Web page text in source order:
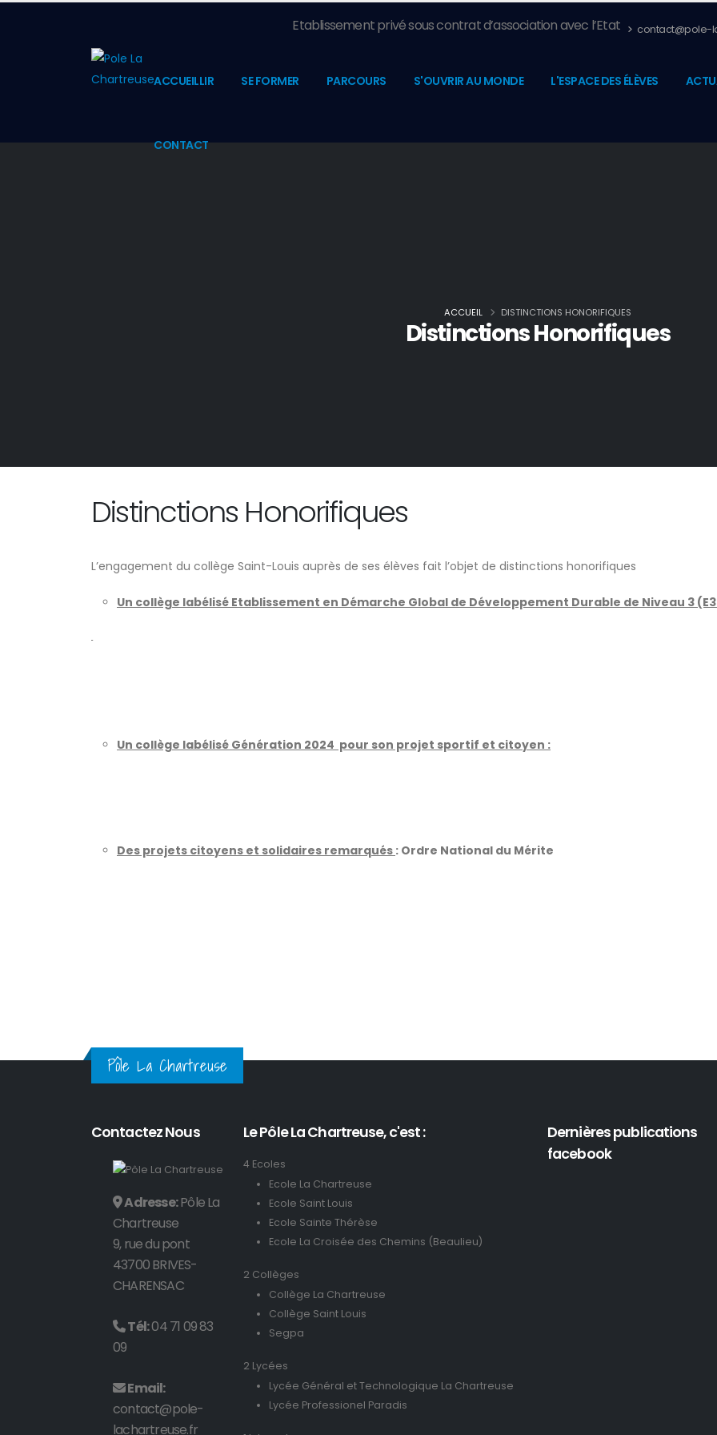
Etablissement privé sous contrat d’association avec l’Etat contact@pole-
ACCUEILLIR SE FORMER PARCOURS S'OUVRIR AU MONDE L'ESPACE DES ÉLÈVES
CONTACT
Distinctions Honorifiques
ACCUEIL DISTINCTIONS HONORIFIQUES
Distinctions Honorifiques
L’engagement du collège Saint-Louis auprès de ses élèves fait l’objet de distinctions honorifiques
Un collège labélisé Etablissement en Démarche Global de Développement Durable de Niveau 3
Un collège labélisé Génération 2024 pour son projet sportif et citoyen :
Des projets citoyens et solidaires remarqués : Ordre National du Mérite
Pôle La Chartreuse
Contactez Nous
Adresse:Pôle La
Chartreuse
9, rue du pont
43700 BRIVES-
CHARENSAC
Tél:04 71 09 83
09
Email:
contact@pole-
lachartreuse.fr
Le Pôle La Chartreuse, c'est :
4 Ecoles
Ecole La Chartreuse
Ecole Saint Louis
Ecole Sainte Thérèse
Ecole La Croisée des Chemins (Beaulieu)
2 Collèges
Collège La Chartreuse
Collège Saint Louis
Segpa
2 Lycées
Lycée Général et Technologique La Chartreuse
Lycée Professionel Paradis
Dernières publications
facebook